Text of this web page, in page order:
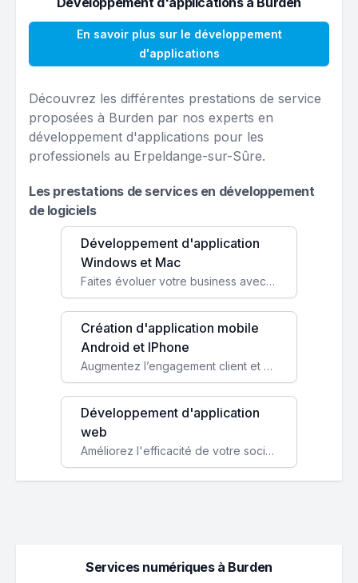
En savoir plus sur le développement
d'applications
Découvrez les différentes prestations de service
proposées à Burden par nos experts en
développement d'applications pour les
professionels au Erpeldange-sur-Sûre.
Les prestations de services en développement
de logiciels
Développement d'application
Windows et Mac
Faites évoluer votre business avec des solutions logicielles personnalisées, parfaitement adaptées à vos besoins spécifiques.
Création d'application mobile
Android et IPhone
Augmentez l’engagement client et simplifiez vos processus avec une application mobile sur mesure, disponible sur iOS et Android.
Développement d'application
web
Améliorez l'efficacité de votre société avec une application web personnalisée accessible partout et tout le temps.
Services numériques à Burden